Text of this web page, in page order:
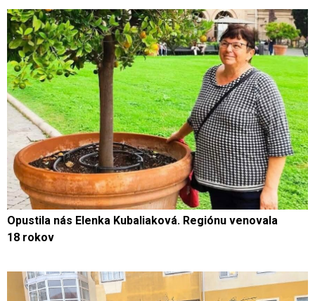
Opustila nás Elenka Kubaliaková. Regiónu venovala
18 rokov